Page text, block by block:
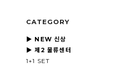
CATEGORY
▶ NEW 신상
▶ 제2 물류센터
1+1 SET